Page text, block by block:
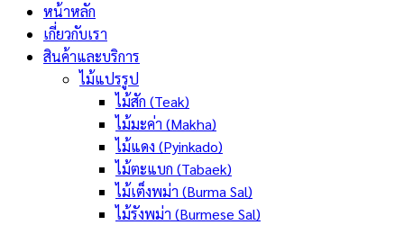
หน้าหลัก
เกี่ยวกับเรา
สินค้าและบริการ
ไม้แปรรูป
ไม้สัก (Teak)
ไม้มะค่า (Makha)
ไม้แดง (Pyinkado)
ไม้ตะแบก (Tabaek)
ไม้เต็งพม่า (Burma Sal)
ไม้รังพม่า (Burmese Sal)